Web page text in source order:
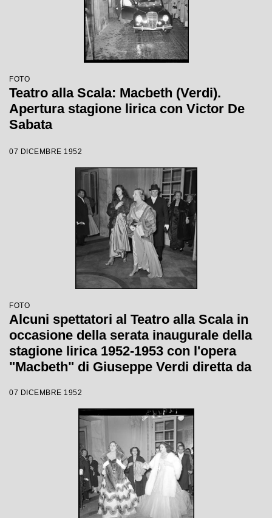
FOTO
Teatro alla Scala: Macbeth (Verdi).
Apertura stagione lirica con Victor De
Sabata
07 DICEMBRE 1952
FOTO
Alcuni spettatori al Teatro alla Scala in
occasione della serata inaugurale della
stagione lirica 1952-1953 con l'opera
"Macbeth" di Giuseppe Verdi diretta da
Ebert
07 DICEMBRE 1952